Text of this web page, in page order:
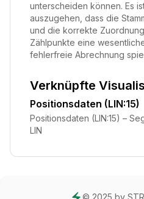
unterscheiden können. Es
auszugehen, dass die
und die korrekte
Zählpunkte eine
fehlerfreie Abrechnung
Verknüpfte
Positionsdaten (LIN:15)
Positionsdaten (LIN:15) –
LIN
© 2025 by